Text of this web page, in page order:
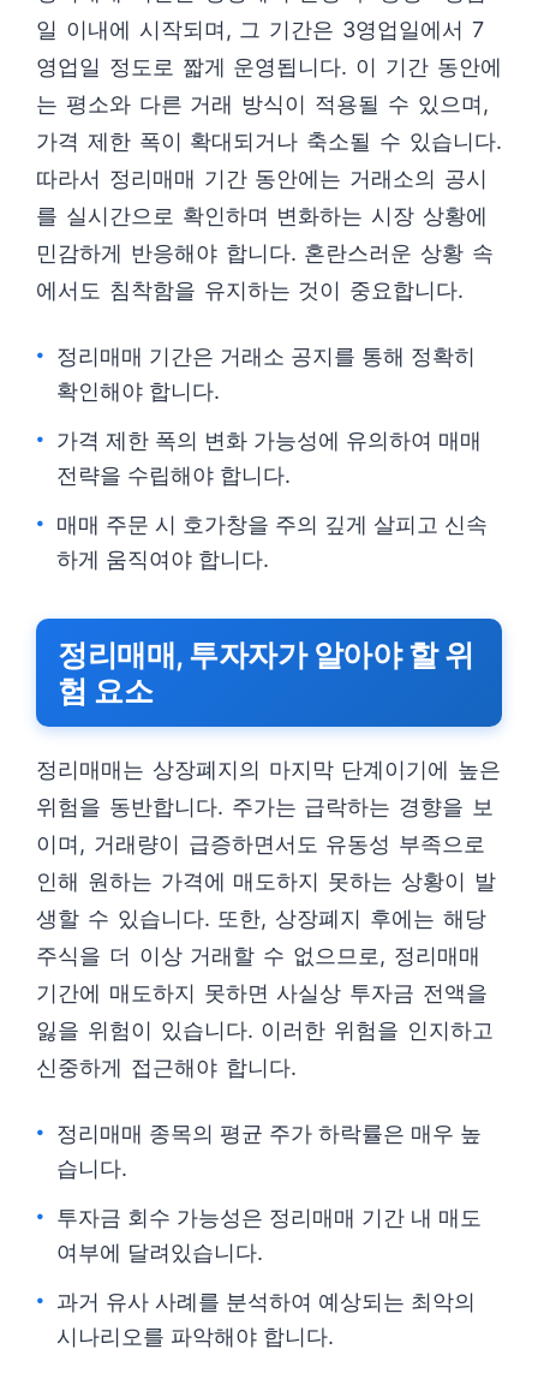
일 이내에 시작되며, 그 기간은 3영업일에서 7
영업일 정도로 짧게 운영됩니다. 이 기간 동안에
는 평소와 다른 거래 방식이 적용될 수 있으며,
가격 제한 폭이 확대되거나 축소될 수 있습니다.
따라서 정리매매 기간 동안에는 거래소의 공시
를 실시간으로 확인하며 변화하는 시장 상황에
민감하게 반응해야 합니다. 혼란스러운 상황 속
에서도 침착함을 유지하는 것이 중요합니다.
정리매매 기간은 거래소 공지를 통해 정확히
확인해야 합니다.
가격 제한 폭의 변화 가능성에 유의하여 매매
전략을 수립해야 합니다.
매매 주문 시 호가창을 주의 깊게 살피고 신속
하게 움직여야 합니다.
정리매매, 투자자가 알아야 할 위
험 요소
정리매매는 상장폐지의 마지막 단계이기에 높은
위험을 동반합니다. 주가는 급락하는 경향을 보
이며, 거래량이 급증하면서도 유동성 부족으로
인해 원하는 가격에 매도하지 못하는 상황이 발
생할 수 있습니다. 또한, 상장폐지 후에는 해당
주식을 더 이상 거래할 수 없으므로, 정리매매
기간에 매도하지 못하면 사실상 투자금 전액을
잃을 위험이 있습니다. 이러한 위험을 인지하고
신중하게 접근해야 합니다.
정리매매 종목의 평균 주가 하락률은 매우 높
습니다.
투자금 회수 가능성은 정리매매 기간 내 매도
여부에 달려있습니다.
과거 유사 사례를 분석하여 예상되는 최악의
시나리오를 파악해야 합니다.